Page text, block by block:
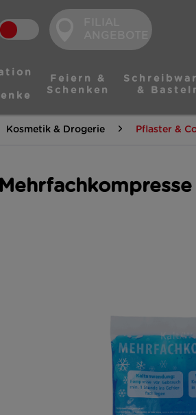
Feiern &
Schenken
&
Kosmetik & Drogerie Pflaster &